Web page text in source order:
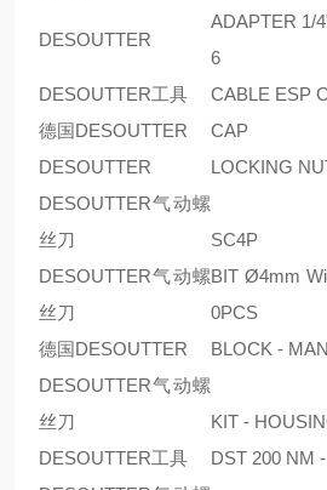
DESOUTTER
ADAPTER 1/
6
DESOUTTER工具
CABLE ESP
德国DESOUTTER
CAP
DESOUTTER
LOCKING
DESOUTTER气动螺
丝刀
SC4P
DESOUTTER气动螺
丝刀
BIT Ø4mm
0PCS
德国DESOUTTER
BLOCK -
DESOUTTER气动螺
丝刀
KIT -
DESOUTTER工具
DST 200 NM